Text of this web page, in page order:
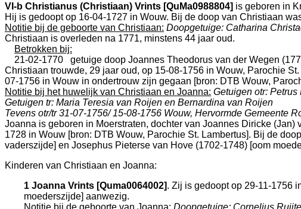
VI-b Christianus (Christiaan) Vrints [QuMa0988804] is geboren in
Hij is gedoopt op 16-04-1727 in Wouw. Bij de doop van Christiaan
Notitie bij de geboorte van Christiaan: Doopgetuige: Catharina
Christiaan is overleden na 1771, minstens 44 jaar oud.
Betrokken bij:
21-02-1770
getuige doop Joannes Theodorus van der Wegen
Christiaan trouwde, 29 jaar oud, op 15-08-1756 in Wouw, Parochie
07-1756 in Wouw in ondertrouw zijn gegaan [bron: DTB Wouw,
Notitie bij het huwelijk van Christiaan en Joanna: Getuigen otr:
Getuigen tr: Maria Teresia van Roijen en Bernardina van Roijen
Tevens otr/tr 31-07-1756/ 15-08-1756 Wouw, Hervormde Gemeente
Joanna is geboren in Moerstraten, dochter van Joannes Diricke (Jan)
1728 in Wouw [bron: DTB Wouw, Parochie St. Lambertus]. Bij de
vaderszijde] en Josephus Pieterse van Hove (1702-1748) [oom
Kinderen van Christiaan en Joanna:
1 Joanna Vrints [Quma0064002]. Zij is gedoopt op 29-11-1756
moederszijde] aanwezig.
Notitie bij de geboorte van Joanna: Doopgetuige: Cornelius